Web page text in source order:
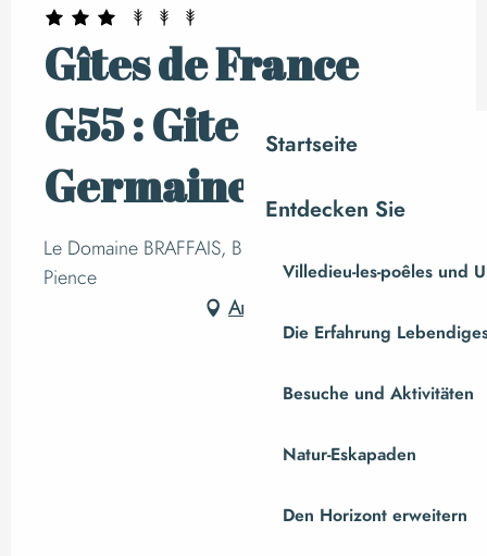
Startseite
Entdecken Sie
Villedieu-les-poêles und
Die Erfahrung
Besuche und Aktivitäten
Natur-Eskapaden
Den Horizont erweitern
Gîtes de France
G55 : Gite
Germaine
Le Domaine BRAFFAIS, BRAFFAIS, 50870 Sainte-
Pience
Anfahrt